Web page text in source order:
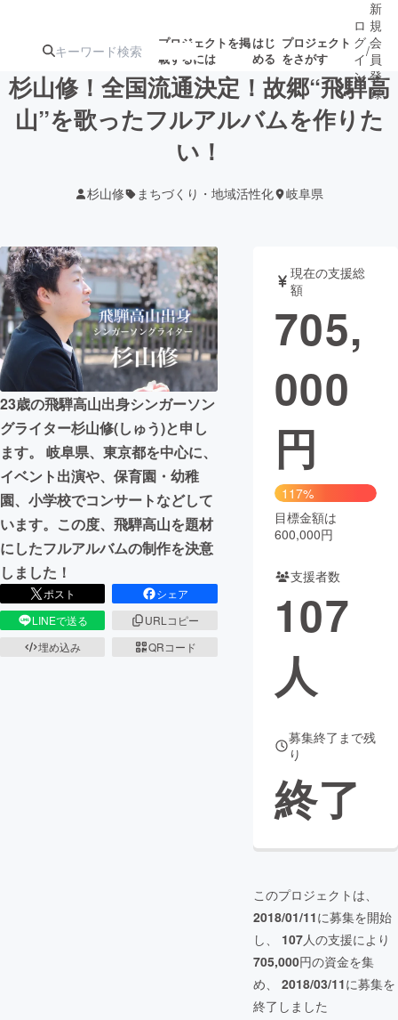
プロジェクトを掲
載するには
はじ
める
プロジェクト
をさがす
注目の新着プロ
テクノロジー・ガジェット
映像・映画 書籍・雑誌
ビジネス・起業 チャレンジ
まちづくり・地域活性化
CAMPFIRE for Social Good
CAMPFIRE Creation
CAMPFIREふるさと納税 machi-ya コミュニティ
ロ
グ
イ
ン
/
新
規
会
員
登
録
杉山修！全国流通決定！故郷“飛騨高
山”を歌ったフルアルバムを作りた
い！
杉山修 まちづくり・地域活性化 岐阜県
23歳の飛騨高山出身シンガーソン
グライター杉山修(しゅう)と申し
ます。 岐阜県、東京都を中心に、
イベント出演や、保育園・幼稚
園、小学校でコンサートなどして
います。この度、飛騨高山を題材
にしたフルアルバムの制作を決意
しました！
ポスト
シェア
LINEで送る
URLコピー
埋め込み
QRコード
現在の支援総
額
705,
000
円
117%
目標金額は
600,000円
支援者数
107
人
募集終了まで残
り
終了
このプロジェクトは、
2018/01/11に募集を開始
し、 107人の支援により
705,000円の資金を集
め、 2018/03/11に募集を
終了しました